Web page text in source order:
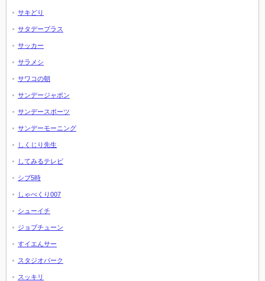
サキどり
サタデープラス
サッカー
サラメシ
サワコの朝
サンデージャポン
サンデースポーツ
サンデーモーニング
しくじり先生
してみるテレビ
シブ5時
しゃべくり007
シューイチ
ジョブチューン
すイエんサー
スタジオパーク
スッキリ